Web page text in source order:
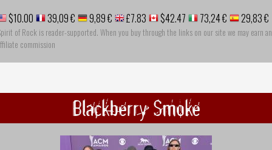
$10.00 39,09 € 9,89 € £7.83 $42.47 73,24 € 29,83 €
of Rock is reader-supported. When you buy through the links on our site we may earn an
commission
Blackberry Smoke